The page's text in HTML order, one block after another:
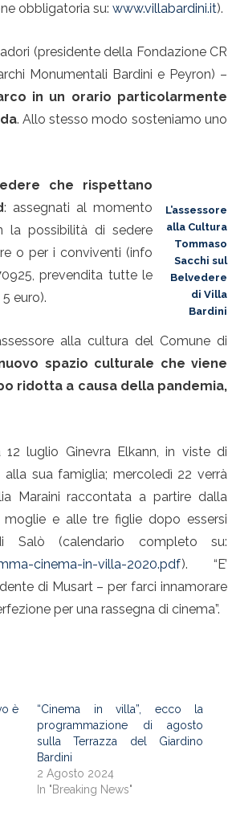
obbligatoria su: www.villabardini.it).
(presidente della Fondazione CR
Monumentali Bardini e Peyron) –
in un orario particolarmente
. Allo stesso modo sosteniamo uno
L’assessore
alla Cultura
Tommaso
Sacchi sul
Belvedere
di Villa
Bardini
che rispettano
: assegnati al momento
la possibilità di sedere
o per i conviventi (info
prevendita tutte le
euro).
alla cultura del Comune di
spazio culturale che viene
ridotta a causa della pandemia,
12 luglio Ginevra Elkann, in viste di
alla sua famiglia; mercoledì 22 verrà
Maraini raccontata a partire dalla
moglie e alle tre figlie dopo essersi
Salò (calendario completo su:
cinema-in-villa-2020.pdf). “E’
di Musart – per farci innamorare
per una rassegna di cinema”.
è
“Cinema in villa”, ecco la
programmazione di agosto
sulla Terrazza del Giardino
Bardini
2 Agosto 2024
In "Breaking News"